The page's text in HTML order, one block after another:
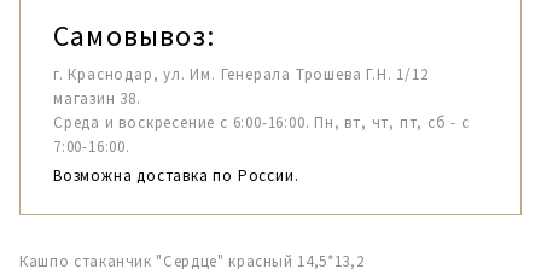
Самовывоз:
г. Краснодар, ул. Им. Генерала Трошева Г.Н. 1/12
магазин 38.
Среда и воскресение с 6:00-16:00. Пн, вт, чт, пт, сб - с
7:00-16:00.
Возможна доставка по России.
Кашпо стаканчик "Сердце" красный 14,5*13,2